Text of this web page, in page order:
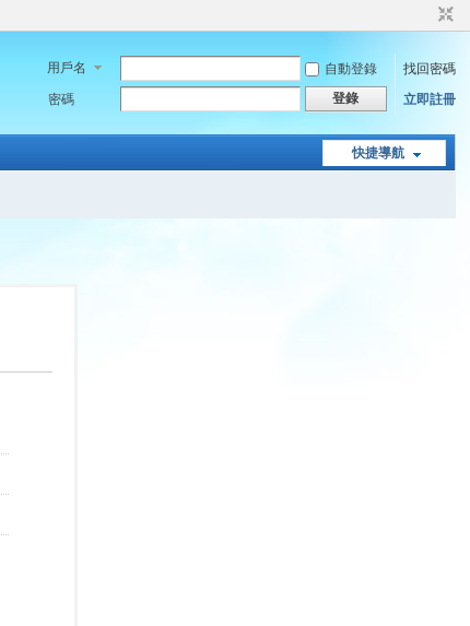
用戶名 自動登錄
找回密碼
密碼
登錄 立即註冊
快捷導航